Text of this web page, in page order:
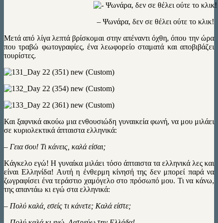
– Ψωνάρα, δεν σε θέλει ούτε το κλικ!
Μετά από λίγα λεπτά βρίσκομαι στην απέναντι όχθη, όπου την ώρα
που τραβώ φωτογραφίες, ένα λεωφορείο σταματά και αποβιβάζει
τουρίστες.
Και ξαφνικά ακούω μια ενθουσιώδη γυναικεία φωνή, να μου μιλάει
σε κυριολεκτικά άπταιστα ελληνικά:
– Γεια σου! Τι κάνεις, καλά είσαι;
Kάγκελο εγώ! Η γυναίκα μιλάει τόσο άπταιστα τα ελληνικά λες και
είναι Ελληνίδα! Αυτή η ένθερμη κίνησή της δεν μπορεί παρά να
ζωγραφίσει ένα τεράστιο χαμόγελο στο πρόσωπό μου. Τι να κάνω,
της απαντάω κι εγώ στα ελληνικά:
– Πολύ καλά, εσείς τι κάνετε; Καλά είστε;